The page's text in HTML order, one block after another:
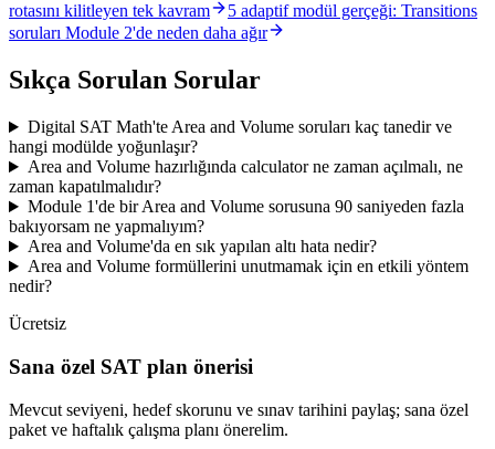
rotasını kilitleyen tek kavram
5 adaptif modül gerçeği: Transitions
soruları Module 2'de neden daha ağır
Sıkça Sorulan Sorular
Digital SAT Math'te Area and Volume soruları kaç tanedir ve
hangi modülde yoğunlaşır?
Area and Volume hazırlığında calculator ne zaman açılmalı, ne
zaman kapatılmalıdır?
Module 1'de bir Area and Volume sorusuna 90 saniyeden fazla
bakıyorsam ne yapmalıyım?
Area and Volume'da en sık yapılan altı hata nedir?
Area and Volume formüllerini unutmamak için en etkili yöntem
nedir?
Ücretsiz
Sana özel SAT plan önerisi
Mevcut seviyeni, hedef skorunu ve sınav tarihini paylaş; sana özel
paket ve haftalık çalışma planı önerelim.